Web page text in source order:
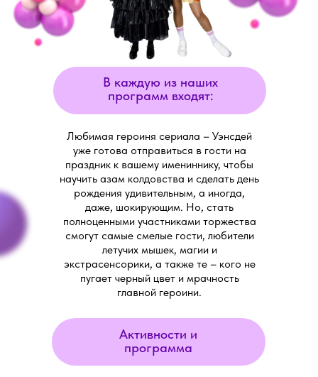
Любимая героиня сериала – Уэнсдей
уже готова отправиться в гости на
праздник к вашему имениннику, чтобы
научить азам колдовства и сделать день
рождения удивительным, а иногда,
даже, шокирующим. Но, стать
полноценными участниками торжества
смогут самые смелые гости, любители
летучих мышек, магии и
экстрасенсорики, а также те – кого не
пугает черный цвет и мрачность
главной героини.
Активности и
программа
В каждую из наших
программ входят: